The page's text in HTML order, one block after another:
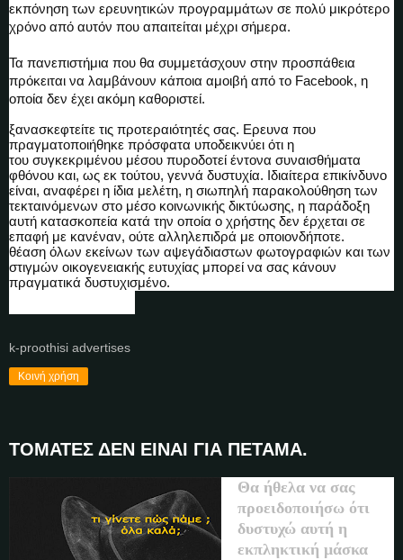
εκπόνηση των ερευνητικών προγραμμάτων σε πολύ μικρότερο
χρόνο από αυτόν που απαιτείται μέχρι σήμερα.
Τα πανεπιστήμια που θα συμμετάσχουν στην προσπάθεια
πρόκειται να λαμβάνουν κάποια αμοιβή από το Facebook, η
οποία δεν έχει ακόμη καθοριστεί.
ξανασκεφτείτε τις προτεραιότητές σας. Ερευνα που
πραγματοποιήθηκε πρόσφατα υποδεικνύει ότι η
του συγκεκριμένου μέσου πυροδοτεί έντονα συναισθήματα
φθόνου και, ως εκ τούτου, γεννά δυστυχία. Ιδιαίτερα επικίνδυνο
είναι, αναφέρει η ίδια μελέτη, η σιωπηλή παρακολούθηση των
τεκταινόμενων στο μέσο κοινωνικής δικτύωσης, η παράδοξη
αυτή κατασκοπεία κατά την οποία ο χρήστης δεν έρχεται σε
επαφή με κανέναν, ούτε αλληλεπιδρά με οποιονδήποτε.
θέαση όλων εκείνων των αψεγάδιαστων φωτογραφιών και των
στιγμών οικογενειακής ευτυχίας μπορεί να σας κάνουν
πραγματικά δυστυχισμένο.
k-proothisi advertises
Κοινή χρήση
ΤΟΜΑΤΕΣ ΔΕΝ ΕΙΝΑΙ ΓΙΑ ΠΕΤΑΜΑ.
Θα ήθελα να σας
προειδοποιήσω ότι
δυστυχώ αυτή η
εκπληκτική μάσκα